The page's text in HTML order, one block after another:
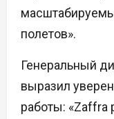
полетов».
Генеральный
выразил
работы: «Zaffra